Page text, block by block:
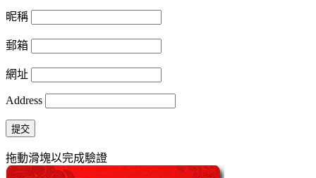
昵稱
郵箱
網址
Address
提交
拖動滑塊以完成驗證